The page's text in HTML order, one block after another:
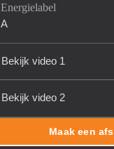
Energielabel
A
Bekijk video 1
Bekijk video 2
Maak een